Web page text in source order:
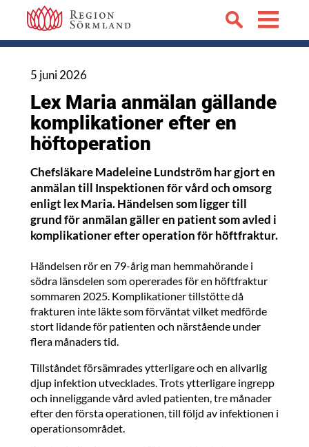
5 juni 2026
Lex Maria anmälan gällande
komplikationer efter en
höftoperation
Chefsläkare Madeleine Lundström har gjort en
anmälan till Inspektionen för vård och omsorg
enligt lex Maria. Händelsen som ligger till
grund för anmälan gäller en patient som avled i
komplikationer efter operation för höftfraktur.
Händelsen rör en 79-årig man hemmahörande i
södra länsdelen som opererades för en höftfraktur
sommaren 2025. Komplikationer tillstötte då
frakturen inte läkte som förväntat vilket medförde
stort lidande för patienten och närstående under
flera månaders tid.
Tillståndet försämrades ytterligare och en allvarlig
djup infektion utvecklades. Trots ytterligare ingrepp
och inneliggande vård avled patienten, tre månader
efter den första operationen, till följd av infektionen i
operationsområdet.